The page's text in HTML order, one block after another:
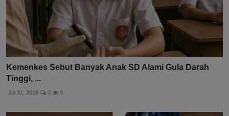
Kemenkes Sebut Banyak Anak SD Alami Gula Darah
Tinggi, ...
Jul 31, 2026 0 9